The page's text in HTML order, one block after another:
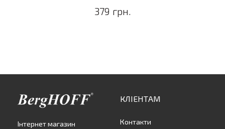
379 грн.
Інтернет магазин
КЛІЕНТАМ
Контакти